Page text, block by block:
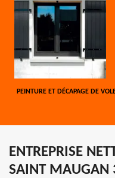
PEINTURE ET DÉCAPAGE DE
ENTREPRISE
SAINT MAUGAN